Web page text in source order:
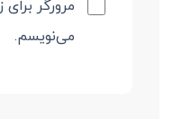
مرورگر
می‌نویسم.